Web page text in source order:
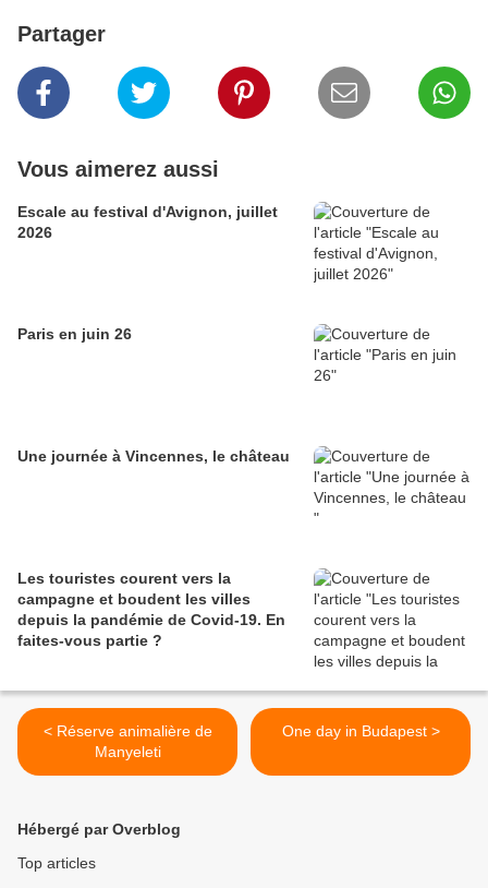
Partager
Vous aimerez aussi
Escale au festival d'Avignon, juillet
2026
Paris en juin 26
Une journée à Vincennes, le château
Les touristes courent vers la
campagne et boudent les villes
depuis la pandémie de Covid‑19. En
faites‑vous partie ?
< Réserve animalière de
Manyeleti
One day in Budapest >
Hébergé par Overblog
Top articles